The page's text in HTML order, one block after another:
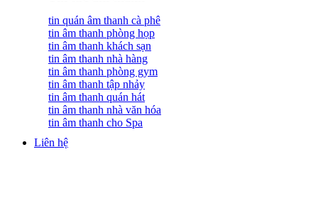
tin quán âm thanh cà phê
tin âm thanh phòng họp
tin âm thanh khách sạn
tin âm thanh nhà hàng
tin âm thanh phòng gym
tin âm thanh tập nhảy
tin âm thanh quán hát
tin âm thanh nhà văn hóa
tin âm thanh cho Spa
Liên hệ